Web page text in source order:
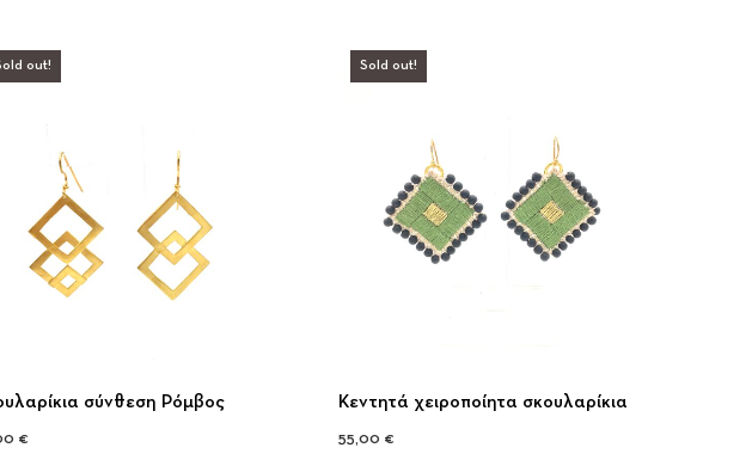
out!
σύνθεση Ρόμβος
€
Sold out!
Κεντητά χειροποίητα σκουλαρίκια
55,00 €